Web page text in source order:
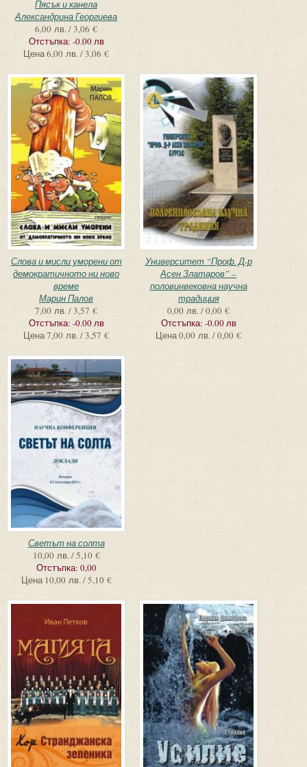
Пясък и канела
Александрина Георгиева
6,00 лв. / 3,06 €
Отстъпка: -0.00 лв
Цена6,00 лв. / 3,06 €
Слова и мисли уморени от
демократичното ни ново
време
Марин Палов
7,00 лв. / 3,57 €
Отстъпка: -0.00 лв
Цена7,00 лв. / 3,57 €
Университет “Проф. Д-р
Асен Златаров” –
половинвековна научна
традиция
0,00 лв. / 0,00 €
Отстъпка: -0.00 лв
Цена0,00 лв. / 0,00 €
Светът на солта
10,00 лв. / 5,10 €
Отстъпка: 0,00
Цена 10,00 лв. / 5,10 €